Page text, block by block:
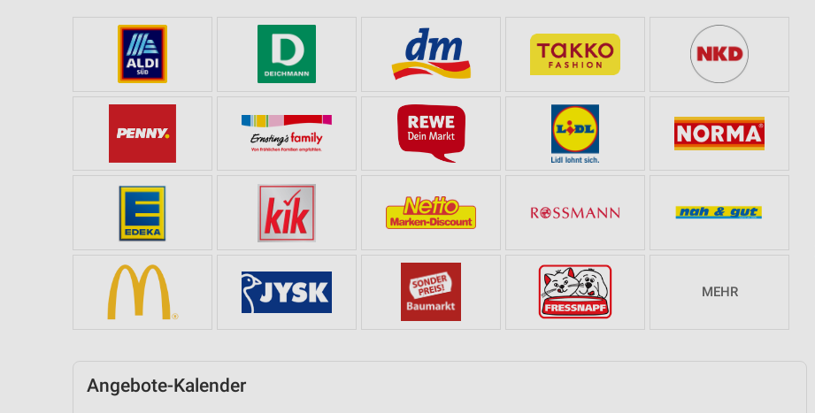
MEHR
Angebote-Kalender